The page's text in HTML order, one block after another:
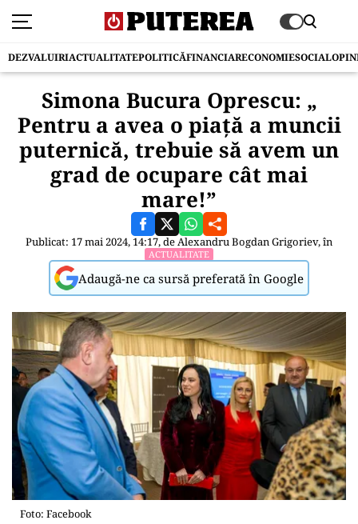
DEZVALUIRIACTUALITATEPOLITICĂFINANCIARECONOMIESOCIAL
Simona Bucura Oprescu: „
Pentru a avea o piață a muncii
puternică, trebuie să avem un
grad de ocupare cât mai
mare!”
Publicat: 17 mai 2024, 14:17, deAlexandru Bogdan Grigoriev, în
ACTUALITATE
Adaugă-ne ca sursă preferată în Google
Foto: Facebook